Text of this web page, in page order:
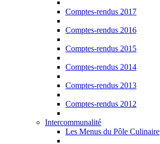
Comptes-rendus 2017
Comptes-rendus 2016
Comptes-rendus 2015
Comptes-rendus 2014
Comptes-rendus 2013
Comptes-rendus 2012
Intercommunalité
Les Menus du Pôle Culinaire